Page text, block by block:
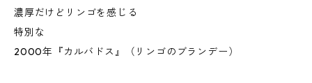
濃厚だけどリンゴを感じる
特別な
2000年『カルバドス』（リンゴのブランデー）